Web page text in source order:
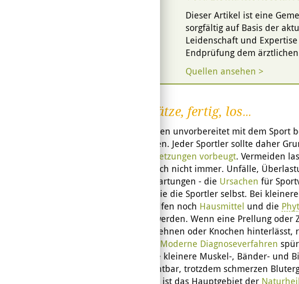
Dieser Artikel ist eine
sorgfältig auf Basis der
Leidenschaft und
Endprüfung dem
Quellen ansehen >
Auf die Plätze, fertig, los…
Wer vollkommen unvorbereitet mit dem Sport
oder Prellungen. Jeder Sportler sollte daher
Sportverletzungen vorbeugt. Vermeiden
und Co dennoch nicht immer. Unfälle,
und hohe Erwartungen - die Ursachen für
verschieden wie die Sportler selbst. Bei
Prellungen helfen noch Hausmittel und die
wieder fit zu werden. Wenn eine Prellung oder
an Muskeln, Sehnen oder Knochen hinterlässt,
Moderne Diagnoseverfahren
auf. Aber viele kleinere Muskel-, Bänder- und
bleiben unsichtbar, trotzdem schmerzen
erheblich. Das ist das Hauptgebiet der